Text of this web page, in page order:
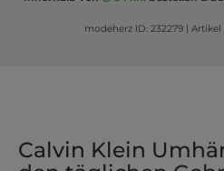
modeherz ID: 232279 Artikel
Calvin Klein